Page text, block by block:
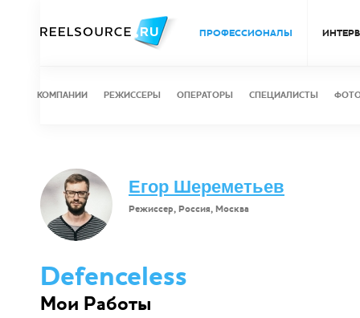
ПРОФЕССИОНАЛЫ
КОМПАНИИ РЕЖИССЕРЫ ОПЕРАТОРЫ СПЕЦИАЛИСТЫ
Егор Шереметьев
Режиссер, Россия, Москва
Defenceless
Мои Работы